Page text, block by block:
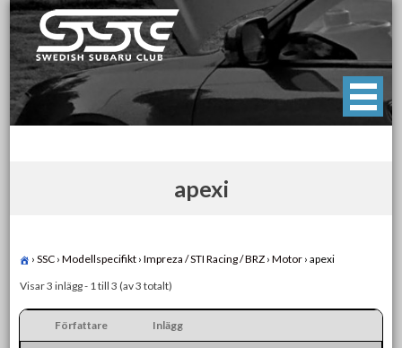
Skip
to
content
Swedish Subaru Club
För oss som älskar Subaru!
apexi
› SSC › Modellspecifikt › Impreza / STI Racing / BRZ › Motor › apexi
Visar 3 inlägg - 1 till 3 (av 3 totalt)
Författare Inlägg